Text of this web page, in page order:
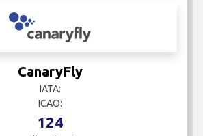
CanaryFly
IATA:
ICAO:
124